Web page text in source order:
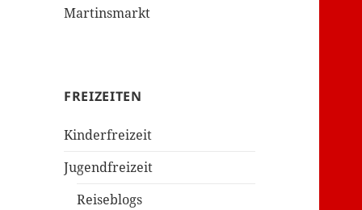
Martinsmarkt
FREIZEITEN
Kinderfreizeit
Jugendfreizeit
Reiseblogs